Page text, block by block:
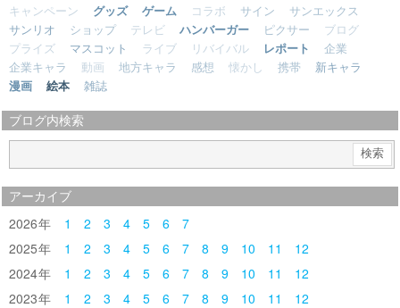
キャンペーン
グッズ ゲーム コラボ サイン
サンエックス
サンリオ
ショップ テレビ ハンバーガー ピクサー
ブログ
プライズ
マスコット ライブ リバイバル レポート
企業
企業キャラ
動画 地方キャラ 感想 懐かし 携帯
新キャラ
漫画
絵本 雑誌
ブログ内検索
アーカイブ
2026 1 2 3 4 5 6
7
2025
1 2 3 4 5 6 7 8 9 10 11
12
2024
1 2 3 4 5 6 7 8 9 10 11
12
2023
1 2 3 4 5 6 7 8 9 10 11
12